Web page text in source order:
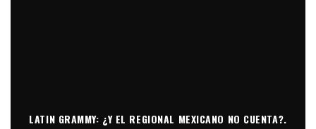
LATIN GRAMMY: ¿Y EL REGIONAL MEXICANO NO CUENTA?.